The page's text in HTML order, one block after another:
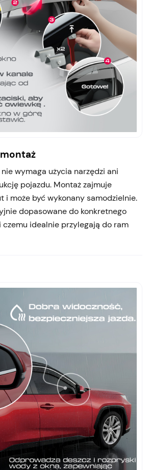
wymaga użycia narzędzi ani
pojazdu. Montaż zajmuje
i może być wykonany samodzielnie.
dopasowane do konkretnego
czemu idealnie przylegają do ram